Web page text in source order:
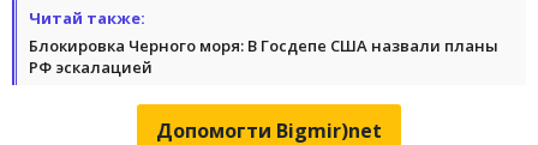
Читай также:
Блокировка Черного моря: В Госдепе США назвали планы
РФ эскалацией
Допомогти Bigmir)net